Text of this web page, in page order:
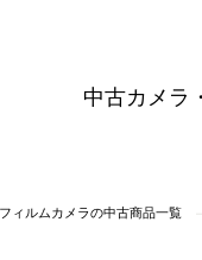
中古カメラ
ィルムカメラの中古商品一覧